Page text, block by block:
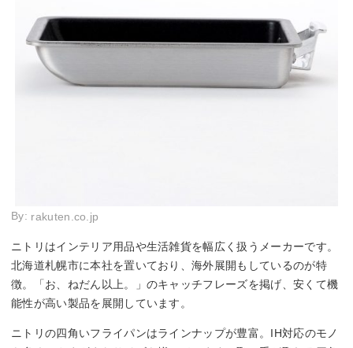
By: rakuten.co.jp
ニトリはインテリア用品や生活雑貨を幅広く扱うメーカーです。
北海道札幌市に本社を置いており、海外展開もしているのが特
徴。「お、ねだん以上。」のキャッチフレーズを掲げ、安くて機
能性が高い製品を展開しています。
ニトリの四角いフライパンはラインナップが豊富。IH対応のモノ